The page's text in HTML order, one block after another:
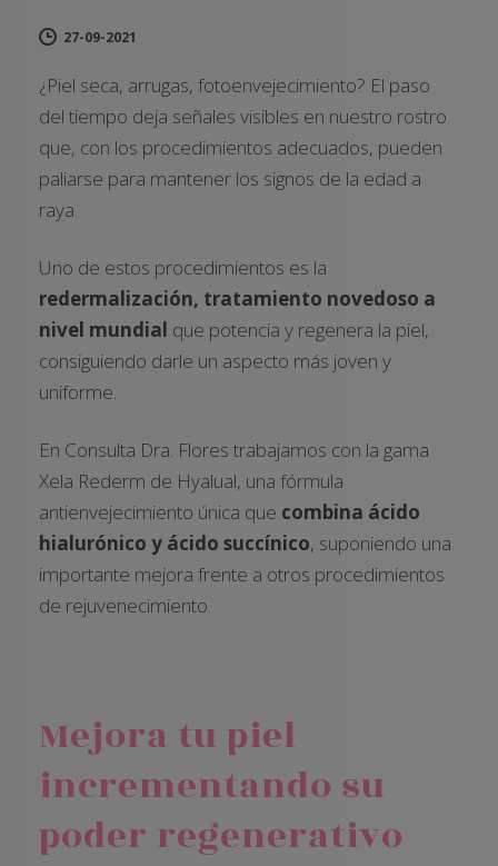
27-09-2021
¿Piel seca, arrugas, fotoenvejecimiento? El paso
del tiempo deja señales visibles en nuestro rostro
que, con los procedimientos adecuados, pueden
paliarse para mantener los signos de la edad a
raya.
Uno de estos procedimientos es la
redermalización, tratamiento novedoso a
nivel mundial que potencia y regenera la piel,
consiguiendo darle un aspecto más joven y
uniforme.
En Consulta Dra. Flores trabajamos con la gama
Xela Rederm de Hyalual, una fórmula
antienvejecimiento única que combina ácido
hialurónico y ácido succínico, suponiendo una
importante mejora frente a otros procedimientos
de rejuvenecimiento.
Mejora tu piel
incrementando su
poder regenerativo